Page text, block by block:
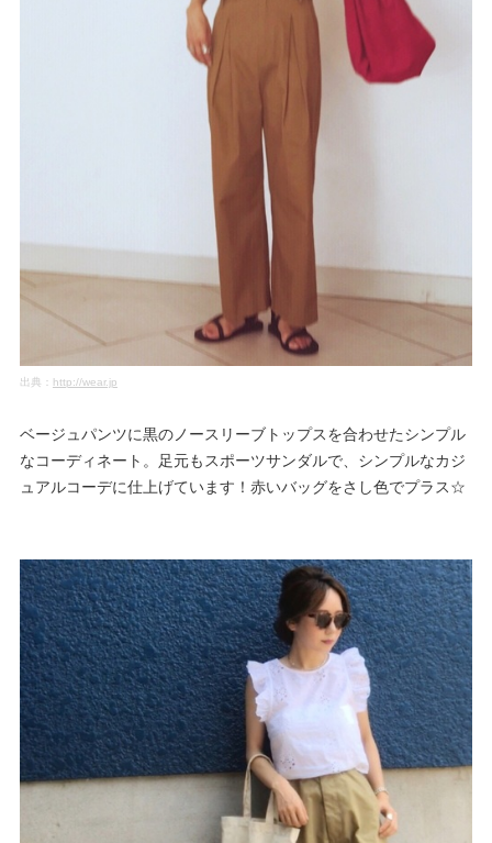
出典： http://wear.jp
ベージュパンツに黒のノースリーブトップスを合わせたシンプル
なコーディネート。足元もスポーツサンダルで、シンプルなカジ
ュアルコーデに仕上げています！赤いバッグをさし色でプラス☆